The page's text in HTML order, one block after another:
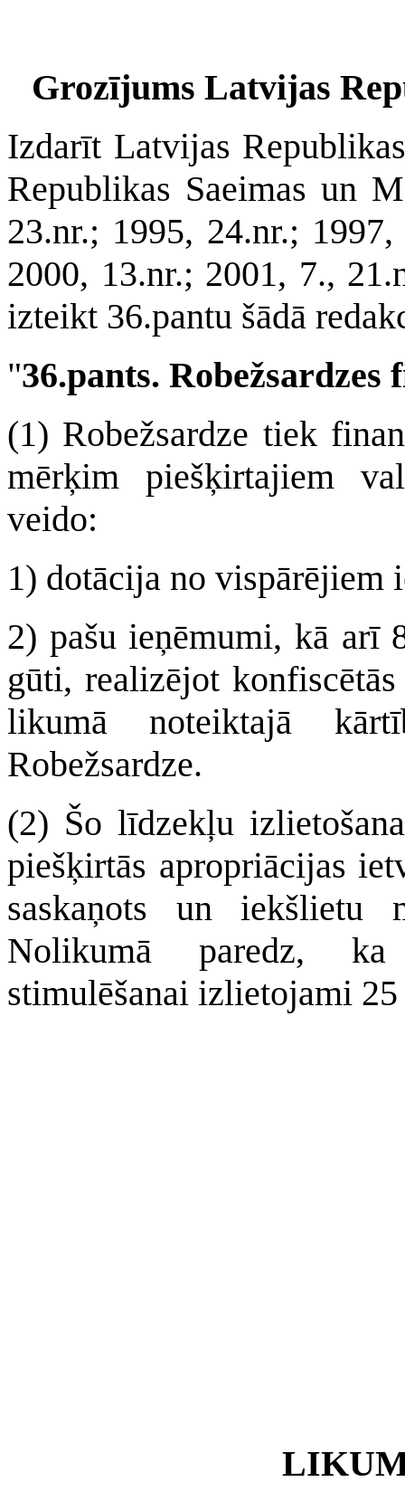
Grozījums Latvijas
Izdarīt Latvijas
Republikas Saeimas un
23.nr.; 1995, 24.nr.;
2000, 13.nr.; 2001, 7.,
izteikt 36.pantu šādā
"36.pants. Robežsardzes
(1) Robežsardze tiek
mērķim piešķirtajiem
veido:
1) dotācija no vispārējiem
2) pašu ieņēmumi, kā arī
gūti, realizējot
likumā noteiktajā
Robežsardze.
(2) Šo līdzekļu
piešķirtās apropriācijas
saskaņots un iekšlietu
Nolikumā paredz, ka
stimulēšanai izlietojami